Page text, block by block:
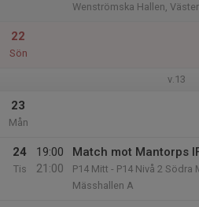
Wenströmska Hallen,
22
Sön
v.13
23
Mån
24
Tis
19:00
21:00
Match mot Mantorps
P14 Mitt - P14 Nivå 2 Södra
Mässhallen A